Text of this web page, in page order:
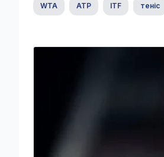
WTA ATP ITF теніс